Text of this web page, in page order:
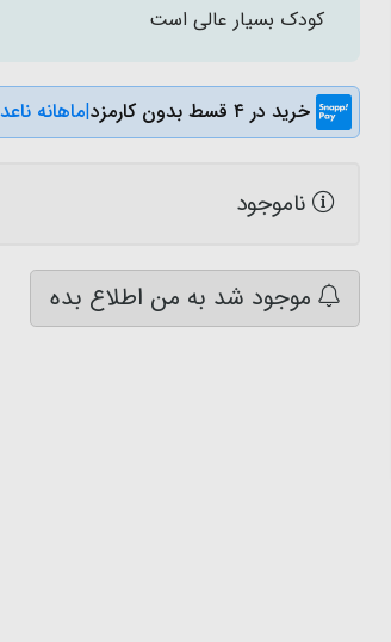
کودک بسیار عالی است
خرید در ۴ قسط بدون کارمزد |ماهانه
ناموجود
موجود شد به من اطلاع بده